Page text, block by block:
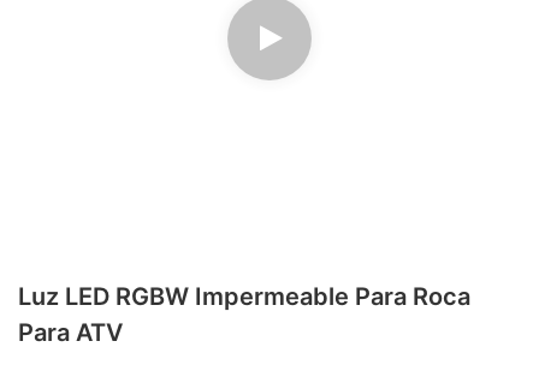
Luz LED RGBW Impermeable Para Roca
Para ATV